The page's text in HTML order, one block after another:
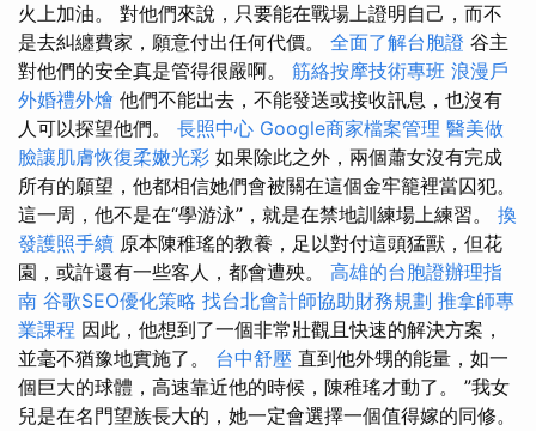
火上加油。 對他們來說，只要能在戰場上證明自己，而不
是去糾纏費家，願意付出任何代價。 全面了解台胞證 谷主
對他們的安全真是管得很嚴啊。 筋絡按摩技術專班 浪漫戶
外婚禮外燴 他們不能出去，不能發送或接收訊息，也沒有
人可以探望他們。 長照中心 Google商家檔案管理 醫美做
臉讓肌膚恢復柔嫩光彩 如果除此之外，兩個蕭女沒有完成
所有的願望，他都相信她們會被關在這個金牢籠裡當囚犯。
這一周，他不是在“學游泳”，就是在禁地訓練場上練習。 換
發護照手續 原本陳稚瑤的教養，足以對付這頭猛獸，但花
園，或許還有一些客人，都會遭殃。 高雄的台胞證辦理指
南 谷歌SEO優化策略 找台北會計師協助財務規劃 推拿師專
業課程 因此，他想到了一個非常壯觀且快速的解決方案，
並毫不猶豫地實施了。 台中舒壓 直到他外甥的能量，如一
個巨大的球體，高速靠近他的時候，陳稚瑤才動了。 ”我女
兒是在名門望族長大的，她一定會選擇一個值得嫁的同修。